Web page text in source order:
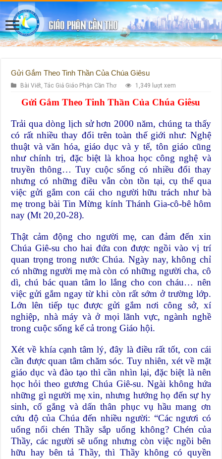
Gửi Gắm Theo Tinh Thần Của Chúa Giêsu
Bài Viết ,Tác Giả Giáo Phận Cần Thơ 1,349 lượt xem
Gửi Gắm Theo Tinh Thần Của Chúa Giêsu
Trải qua dòng lịch sử hơn 2000 năm, chúng ta thấy
có rất nhiều thay đổi trên toàn thế giới như: Nghệ
thuật và văn hóa, giáo dục và y tế, tôn giáo cũng
như chính trị, đặc biệt là khoa học công nghệ và
truyền thông… Tuy cuộc sống có nhiều đổi thay
nhưng có những điều vẫn còn tồn tại, cụ thể qua
việc gửi gắm con cái cho người hữu trách như bà
mẹ trong bài Tin Mừng kính Thánh Gia-cô-bê hôm
nay (Mt 20,20-28).
Thật cảm động cho người mẹ, can đảm đến xin
Chúa Giê-su cho hai đứa con được ngồi vào vị trí
quan trọng trong nước Chúa. Ngày nay, không chỉ
có những người mẹ mà còn có những người cha, cô
dì, chú bác quan tâm lo lắng cho con cháu… nên
việc gửi gắm ngay từ khi còn rất sớm ở trường lớp.
Lớn lên tiếp tục được gửi gắm nơi công sở, xí
nghiệp, nhà máy và ở mọi lãnh vực, ngành nghề
trong cuộc sống kể cả trong Giáo hội.
Xét về khía cạnh tâm lý, đây là điều rất tốt, con cái
cần được quan tâm chăm sóc. Tuy nhiên, xét về mặt
giáo dục và đào tạo thì cần nhìn lại, đặc biệt là nên
học hỏi theo gương Chúa Giê-su. Ngài không hứa
những gì người mẹ xin, nhưng hướng họ đến sự hy
sinh, cố gắng và dấn thân phục vụ hầu mang ơn
cứu độ của Chúa đến nhiều người: “Các ngươi có
uống nổi chén Thầy sắp uống không? Chén của
Thầy, các người sẽ uống nhưng còn việc ngồi bên
hữu hay bên tả Thầy, thì Thầy không có quyền